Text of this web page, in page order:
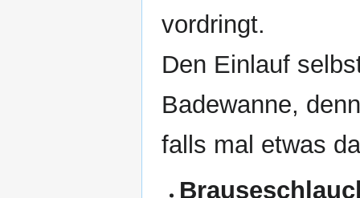
vordringt.
Den Einlauf
Badewanne,
falls mal etwas